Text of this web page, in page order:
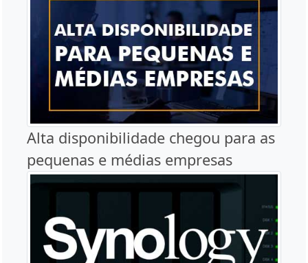
Alta disponibilidade chegou para as
pequenas e médias empresas